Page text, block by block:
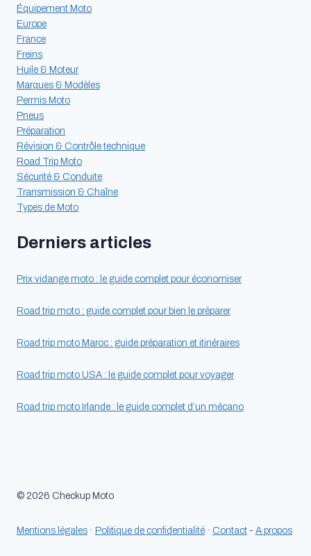
Équipement Moto
Europe
France
Freins
Huile & Moteur
Marques & Modèles
Permis Moto
Pneus
Préparation
Révision & Contrôle technique
Road Trip Moto
Sécurité & Conduite
Transmission & Chaîne
Types de Moto
Derniers articles
Prix vidange moto : le guide complet pour économiser
Road trip moto : guide complet pour bien le préparer
Road trip moto Maroc : guide préparation et itinéraires
Road trip moto USA : le guide complet pour voyager
Road trip moto Irlande : le guide complet d’un mécano
© 2026 Checkup Moto
Mentions légales · Politique de confidentialité · Contact - A propos